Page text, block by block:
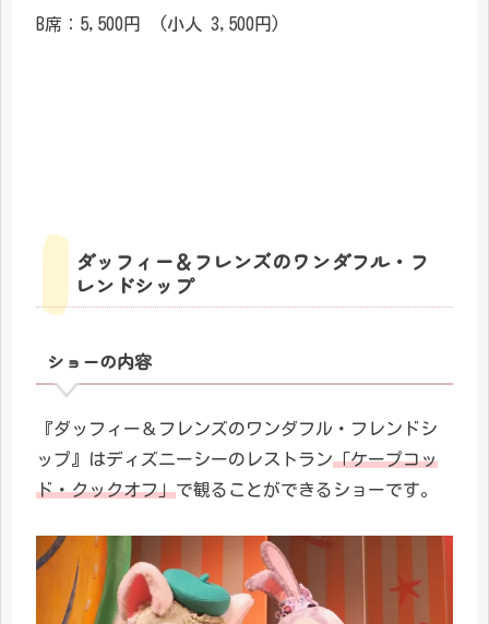
B席：5,500円 (小人 3,500円)
ダッフィー＆フレンズのワンダフル・フ
レンドシップ
ショーの内容
『ダッフィー＆フレンズのワンダフル・フレンドシ
ップ』はディズニーシーのレストラン「ケープコッ
ド・クックオフ」で観ることができるショーです。